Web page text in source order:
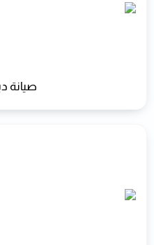
صيانة